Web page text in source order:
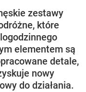
zestawy
które
elementem są
detale,
nowy
do działania.